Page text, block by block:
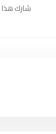
شارك هذا